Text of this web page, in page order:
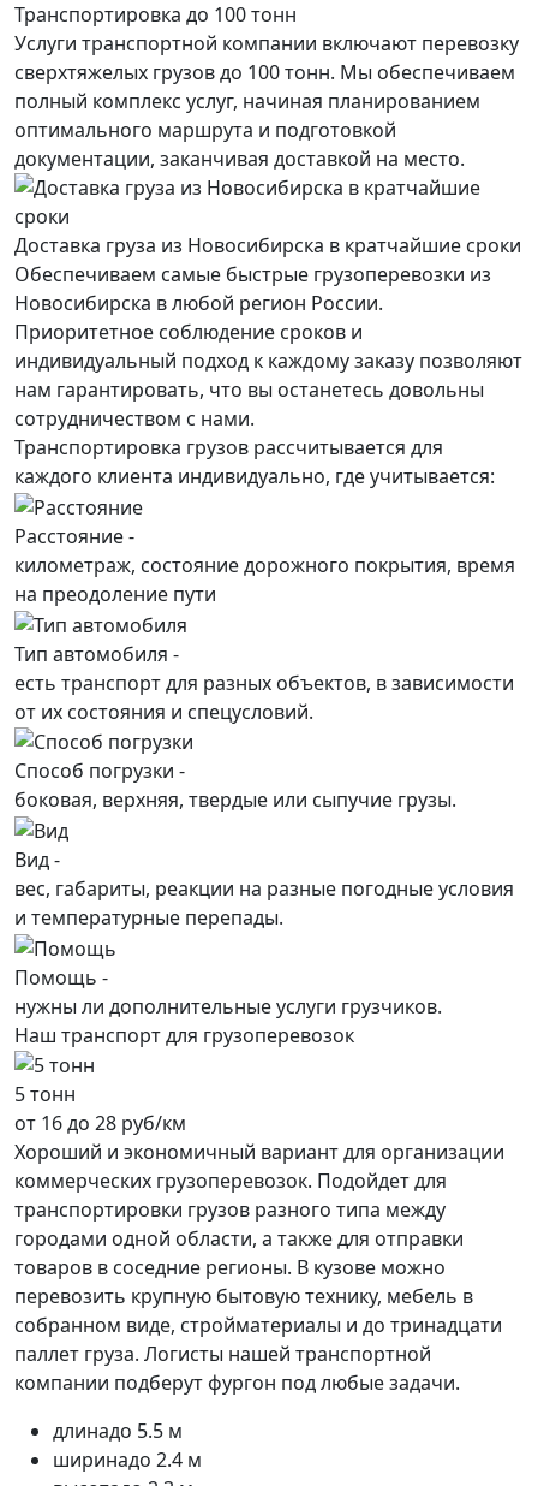
Транспортировка до 100 тонн
Услуги транспортной компании включают перевозку
сверхтяжелых грузов до 100 тонн. Мы обеспечиваем
полный комплекс услуг, начиная планированием
оптимального маршрута и подготовкой
документации, заканчивая доставкой на место.
Доставка груза из Новосибирска в кратчайшие сроки
Обеспечиваем самые быстрые грузоперевозки из
Новосибирска в любой регион России.
Приоритетное соблюдение сроков и
индивидуальный подход к каждому заказу позволяют
нам гарантировать, что вы останетесь довольны
сотрудничеством с нами.
Транспортировка грузов рассчитывается для
каждого клиента индивидуально, где учитывается:
Расстояние -
километраж, состояние дорожного покрытия, время
на преодоление пути
Тип автомобиля -
есть транспорт для разных объектов, в зависимости
от их состояния и спецусловий.
Способ погрузки -
боковая, верхняя, твердые или сыпучие грузы.
Вид -
вес, габариты, реакции на разные погодные условия
и температурные перепады.
Помощь -
нужны ли дополнительные услуги грузчиков.
Наш транспорт для грузоперевозок
5 тонн
от 16 до 28 руб/км
Хороший и экономичный вариант для организации
коммерческих грузоперевозок. Подойдет для
транспортировки грузов разного типа между
городами одной области, а также для отправки
товаров в соседние регионы. В кузове можно
перевозить крупную бытовую технику, мебель в
собранном виде, стройматериалы и до тринадцати
паллет груза. Логисты нашей транспортной
компании подберут фургон под любые задачи.
длинадо 5.5 м
ширинадо 2.4 м